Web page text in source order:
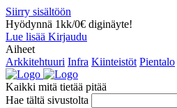
Siirry sisältöön
Hyödynnä 1kk/0€ diginäyte!
Lue lisää Kirjaudu
Aiheet
Arkkitehtuuri Infra Kiinteistöt Pientalo
Kaikki mitä tietää pitää
Hae tältä sivustolta